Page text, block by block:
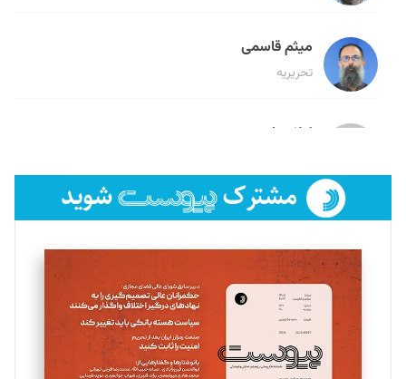
میثم قاسمی
تحریریه
لیلا حنارود
فائزه فتحی رستمی
تحریریه
سروش کرمیان
تحریریه